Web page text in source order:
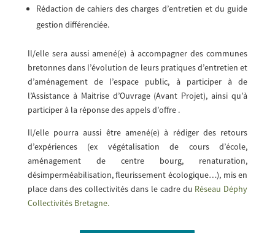
Rédaction de cahiers des charges d’entretien et du guide
gestion différenciée.
Il/elle sera aussi amené(e) à accompagner des communes
bretonnes dans l’évolution de leurs pratiques d’entretien et
d’aménagement de l’espace public, à participer à de
l’Assistance à Maitrise d’Ouvrage (Avant Projet), ainsi qu’à
participer à la réponse des appels d’offre .
Il/elle pourra aussi être amené(e) à rédiger des retours
d’expériences (ex végétalisation de cours d’école,
aménagement de centre bourg, renaturation,
désimperméabilisation, fleurissement écologique…), mis en
place dans des collectivités dans le cadre du Réseau Déphy
Collectivités Bretagne.